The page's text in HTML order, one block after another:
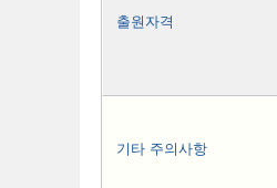
출원자격
기타 주의사항